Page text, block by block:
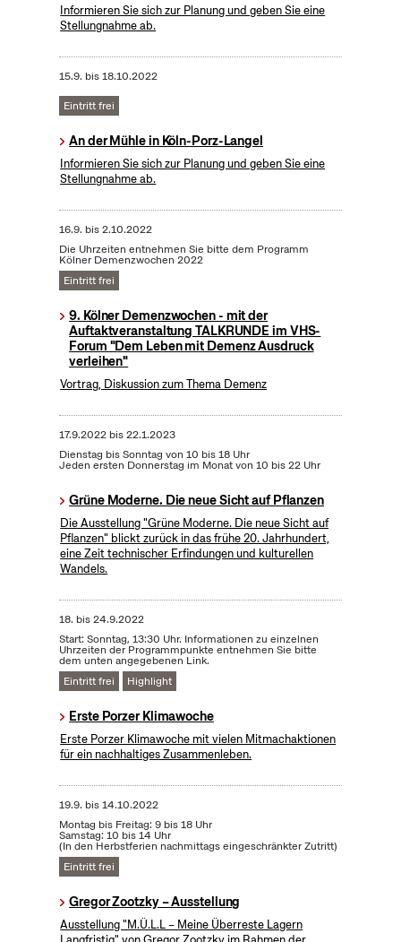
Informieren Sie sich zur Planung und geben Sie eine
Stellungnahme ab.
15.9. bis18.10.2022
Eintritt frei
An der Mühle in Köln-Porz-Langel
Informieren Sie sich zur Planung und geben Sie eine
Stellungnahme ab.
16.9. bis2.10.2022
Die Uhrzeiten entnehmen Sie bitte dem Programm
Kölner Demenzwochen 2022
Eintritt frei
9. Kölner Demenzwochen - mit der
Auftaktveranstaltung TALKRUNDE im VHS-
Forum "Dem Leben mit Demenz Ausdruck
verleihen"
Vortrag, Diskussion zum Thema Demenz
17.9.2022bis22.1.2023
Dienstag bis Sonntag von 10 bis 18 Uhr
Jeden ersten Donnerstag im Monat von 10 bis 22 Uhr
Grüne Moderne. Die neue Sicht auf Pflanzen
Die Ausstellung "Grüne Moderne. Die neue Sicht auf
Pflanzen" blickt zurück in das frühe 20. Jahrhundert,
eine Zeit technischer Erfindungen und kulturellen
Wandels.
18. bis24.9.2022
Start: Sonntag, 13:30 Uhr. Informationen zu einzelnen
Uhrzeiten der Programmpunkte entnehmen Sie bitte
dem unten angegebenen Link.
Eintritt frei
Highlight
Erste Porzer Klimawoche
Erste Porzer Klimawoche mit vielen Mitmachaktionen
für ein nachhaltiges Zusammenleben.
19.9. bis14.10.2022
Montag bis Freitag: 9 bis 18 Uhr
Samstag: 10 bis 14 Uhr
(In den Herbstferien nachmittags eingeschränkter Zutritt)
Eintritt frei
Gregor Zootzky – Ausstellung
Ausstellung "M.Ü.L.L – Meine Überreste Lagern